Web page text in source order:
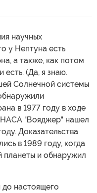
научных
у Нептуна есть
а также, как потом
(Да, я знаю.
Солнечной системы
в 1977 году в ходе
НАСА "Вояджер" нашел
Доказательства
в 1989 году, когда
планеты и обнаружил
до настоящего